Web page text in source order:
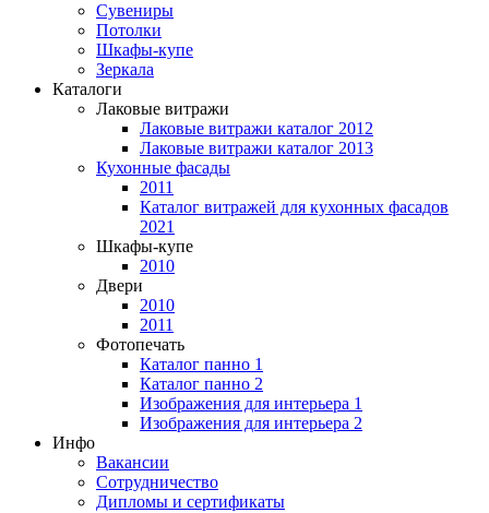
Сувениры
Потолки
Шкафы-купе
Зеркала
Каталоги
Лаковые витражи
Лаковые витражи каталог 2012
Лаковые витражи каталог 2013
Кухонные фасады
2011
Каталог витражей для кухонных фасадов
2021
Шкафы-купе
2010
Двери
2010
2011
Фотопечать
Каталог панно 1
Каталог панно 2
Изображения для интерьера 1
Изображения для интерьера 2
Инфо
Вакансии
Сотрудничество
Дипломы и сертификаты